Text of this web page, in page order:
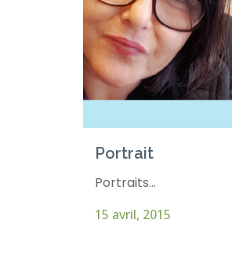
Portrait
Portraits...
15 avril, 2015